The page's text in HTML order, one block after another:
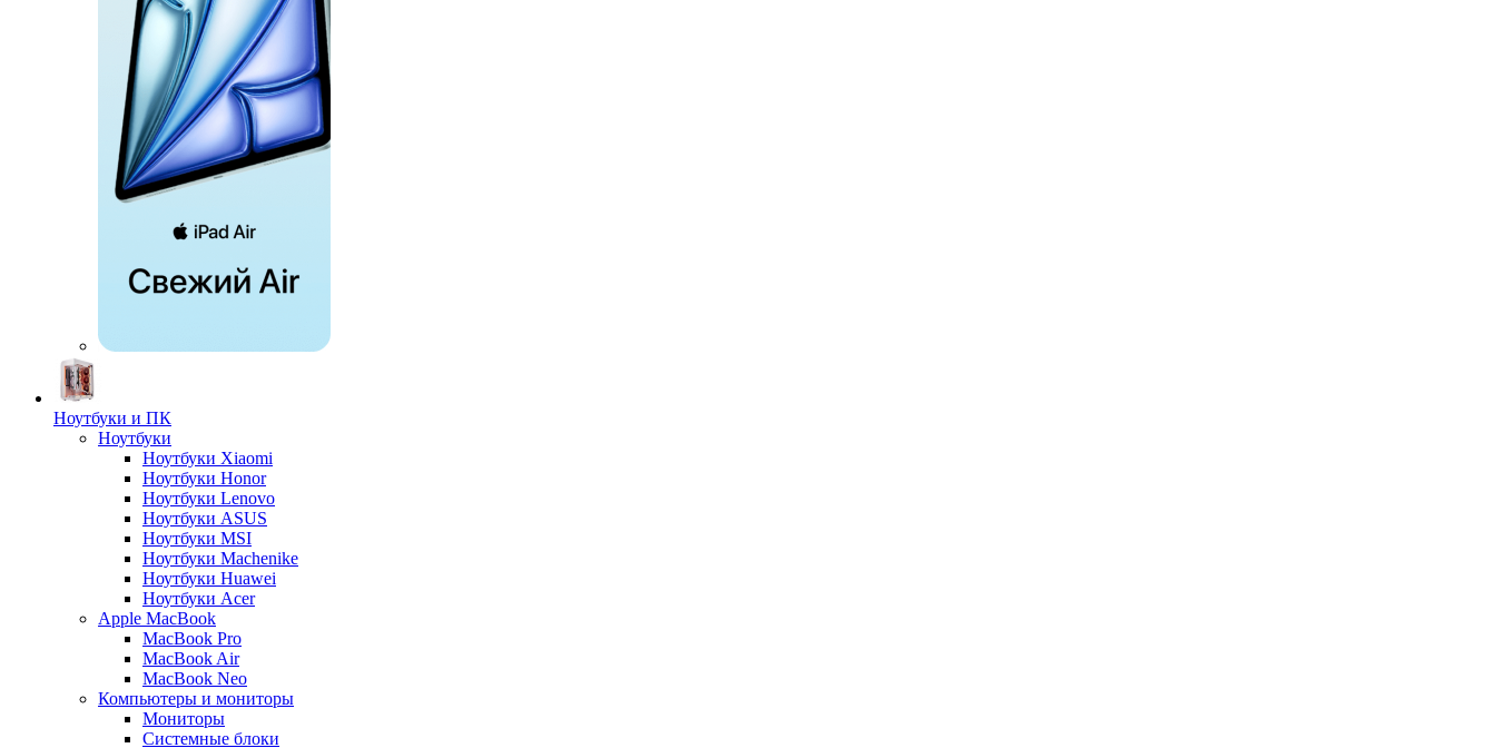
Ноутбуки и ПК
Ноутбуки
Ноутбуки Xiaomi
Ноутбуки Honor
Ноутбуки Lenovo
Ноутбуки ASUS
Ноутбуки MSI
Ноутбуки Machenike
Ноутбуки Huawei
Ноутбуки Acer
Apple MacBook
MacBook Pro
MacBook Air
MacBook Neo
Компьютеры и мониторы
Мониторы
Системные блоки